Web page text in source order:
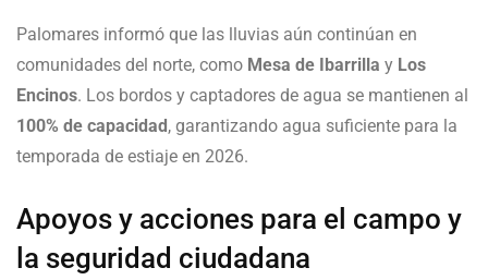
Palomares informó que las lluvias aún continúan en
comunidades del norte, como Mesa de Ibarrilla y Los
Encinos. Los bordos y captadores de agua se mantienen al
100% de capacidad, garantizando agua suficiente para la
temporada de estiaje en 2026.
Apoyos y acciones para el campo y
la seguridad ciudadana